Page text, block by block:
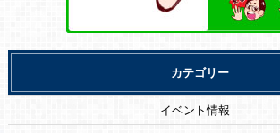
カテゴリー
イベント情報